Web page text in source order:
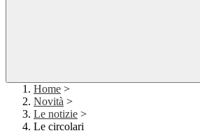
Home >
Novità >
Le notizie >
Le circolari